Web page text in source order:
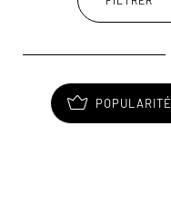
POPULARITÉ